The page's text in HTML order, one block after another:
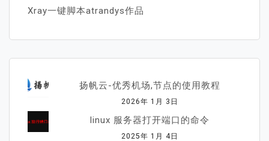
Xray一键脚本atrandys作品
扬帆云-优秀机场,节点的使用教程
2026年 1月 3日
linux 服务器打开端口的命令
2025年 1月 4日